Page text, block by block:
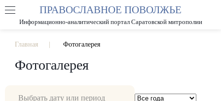
РАЗМЕР ШРИФТА А А
ПРАВОСЛАВНОЕ ПОВОЛЖЬЕ
Информационно-аналитический портал Саратовской митрополии
Главная Фотогалерея
Фотогалерея